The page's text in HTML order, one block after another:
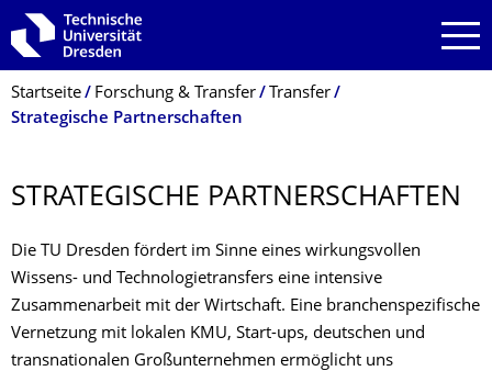
Zur Hauptnavigation springen
Zur Suche springen
Zum Inhalt springen
Breadcrumb-Menü
Startseite Forschung & Transfer
Transfer
Strategische Partnerschaften
STRATEGISCHE PARTNERSCHAFTEN
Die TU Dresden fördert im Sinne eines wirkungsvollen
Wissens- und Technologietransfers eine intensive
Zusammenarbeit mit der Wirtschaft. Eine branchenspezifische
Vernetzung mit lokalen KMU, Start-ups, deutschen und
transnationalen Großunternehmen ermöglicht uns